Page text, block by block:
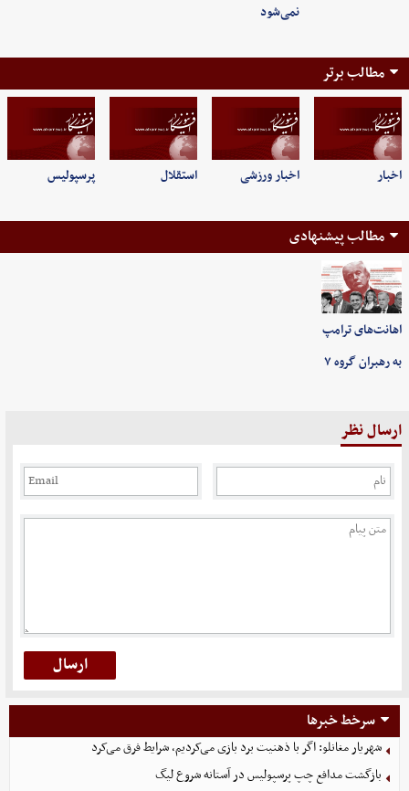
نمی‌شود
مطالب برتر
اخبار اخبار ورزشی استقلال پرسپولیس
مطالب پیشنهادی
اهانت‌های ترامپ
به رهبران گروه ۷
ارسال نظر
سرخط خبرها
شهریار مغانلو: اگر با ذهنیت برد بازی می‌کردیم، شرایط فرق می‌کرد
بازگشت مدافع چپ پرسپولیس در آستانه شروع لیگ